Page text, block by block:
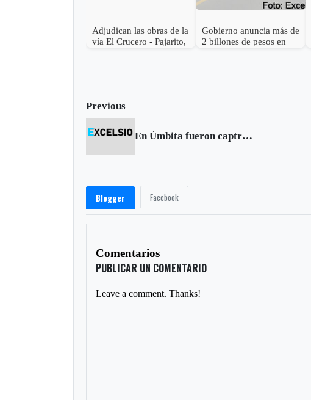
Adjudican las obras de la
vía El Crucero - Pajarito,
Gobierno anuncia más de
2 billones de pesos en
Previous
En Úmbita fueron captrados cuatro guerrilleros de las Farc
Blogger Facebook
Comentarios
PUBLICAR UN COMENTARIO
Leave a comment. Thanks!